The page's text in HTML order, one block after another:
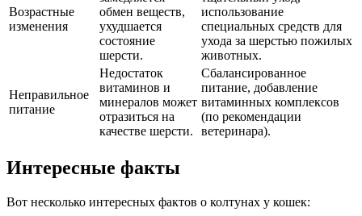
Возрастные
изменения
обмен веществ,
ухудшается
состояние
шерсти.
использование
специальных средств для
ухода за шерстью пожилых
животных.
Неправильное
питание
Недостаток
витаминов и
минералов может
отразиться на
качестве шерсти.
Сбалансированное
питание, добавление
витаминных комплексов
(по рекомендации
ветеринара).
Интересные факты
Вот несколько интересных фактов о колтунах у кошек: